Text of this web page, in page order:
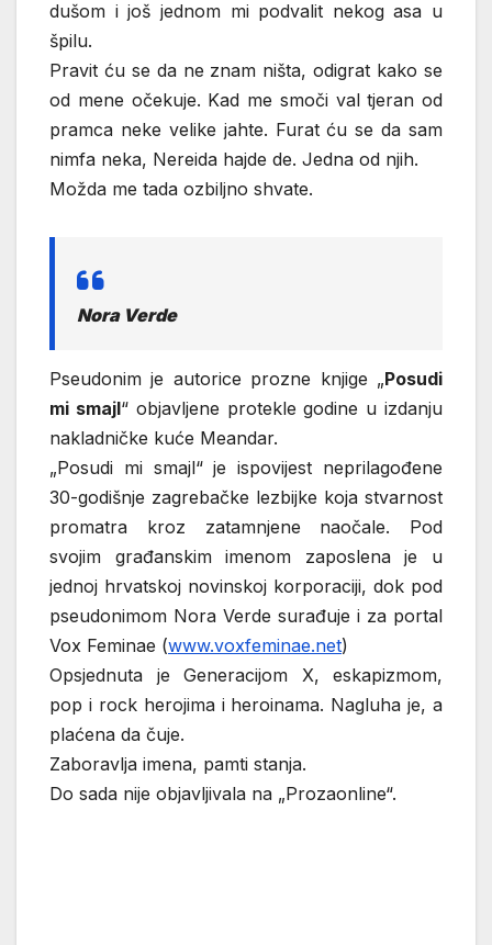
dušom i još jednom mi podvalit nekog asa u
špilu.
Pravit ću se da ne znam ništa, odigrat kako se
od mene očekuje. Kad me smoči val tjeran od
pramca neke velike jahte. Furat ću se da sam
nimfa neka, Nereida hajde de. Jedna od njih.
Možda me tada ozbiljno shvate.
Nora Verde
Pseudonim je autorice prozne knjige „Posudi
mi smajl“ objavljene protekle godine u izdanju
nakladničke kuće Meandar.
„Posudi mi smajl“ je ispovijest neprilagođene
30-godišnje zagrebačke lezbijke koja stvarnost
promatra kroz zatamnjene naočale. Pod
svojim građanskim imenom zaposlena je u
jednoj hrvatskoj novinskoj korporaciji, dok pod
pseudonimom Nora Verde surađuje i za portal
Vox Feminae (www.voxfeminae.net)
Opsjednuta je Generacijom X, eskapizmom,
pop i rock herojima i heroinama. Nagluha je, a
plaćena da čuje.
Zaboravlja imena, pamti stanja.
Do sada nije objavljivala na „Prozaonline“.